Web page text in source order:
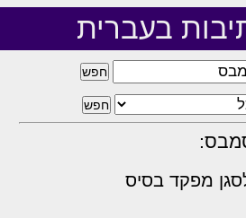
בעברית
מפקד בסיס